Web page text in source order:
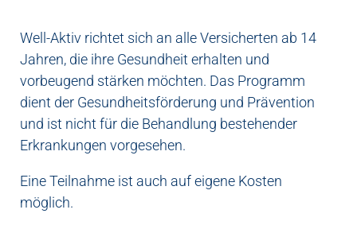
Well-Aktiv richtet sich an alle Versicherten ab 14
Jahren, die ihre Gesundheit erhalten und
vorbeugend stärken möchten. Das Programm
dient der Gesundheitsförderung und Prävention
und ist nicht für die Behandlung bestehender
Erkrankungen vorgesehen.
Eine Teilnahme ist auch auf eigene Kosten
möglich.